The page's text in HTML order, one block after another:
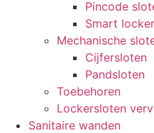
Pincode
Smart
Mechanische
Cijfersloten
Pandsloten
Toebehoren
Lockersloten
Sanitaire wanden